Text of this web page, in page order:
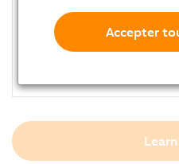
Lower development
Solve challenging
Cabling cost reduction
Accepter